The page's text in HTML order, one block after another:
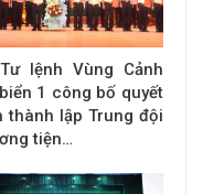
lệnh Vùng Cảnh
1 công bố quyết
thành lập Trung đội
tiện…